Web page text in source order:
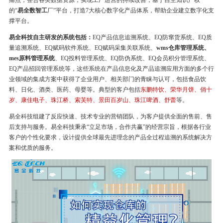
的“易全数智工厂”平台，打造7大核心数字化产品体系，帮助企业建立数字化支
撑平台。
易全科技自主研发的系统包括： EQ产品信息追溯系统、EQ防窜货系统、EQ质
量追溯系统、EQ赋码软件系统、EQ赋码采集关联系统、 wms仓库管理系统、
mes原料管理系统、EQ投料管理系统、EQ防伪系统、EQ会员积分管理系统、
EQ产品招回管理系统等，这些系统在产品信息化及产品追溯应用方面的多个行
业领域的集成方案中获得了企业用户、相关部门的青睐与认可，包括食品饮
料、日化、酒类、医药、母婴等。典型的客户包括东鹏特饮、荣华月饼、俏十
岁、康佳电子、珠江桥、索芙特、景田百岁山、珠江啤酒、舒蕾等。
易全科技组建了反应快速、技术专业的营销团队，为客户提供全面的售前、售
后支持与服务。易全科技秉承“立足市场，合作共赢”的经营宗旨，根据各行业
客户的个性化要求，设计提供全球最先进理念的产品全过程追溯的系统解决方
案和优质的服务。